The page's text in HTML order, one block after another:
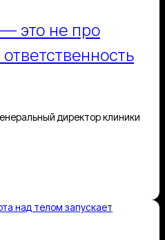
это не про
директор клиники